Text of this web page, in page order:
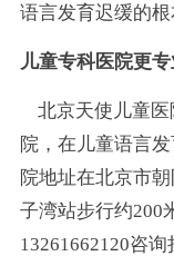
语言发育迟缓的根
儿童专科医院更
北京天使儿童医
院，在儿童语言
院地址在北京市
子湾站步行约200
13261662120咨询